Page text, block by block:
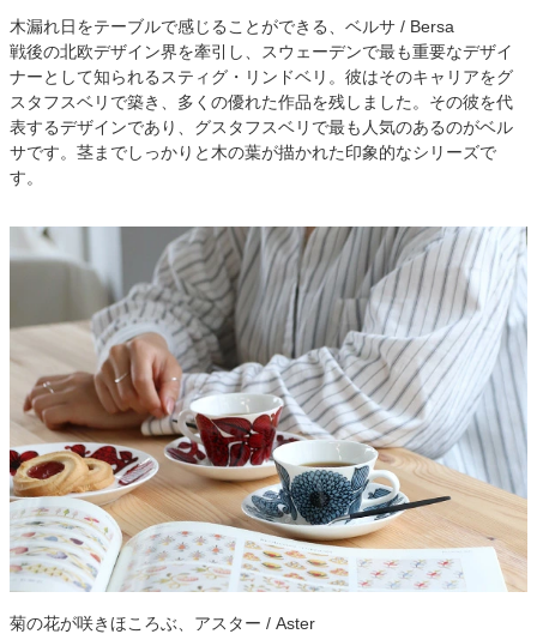
木漏れ日をテーブルで感じることができる、ベルサ / Bersa
戦後の北欧デザイン界を牽引し、スウェーデンで最も重要なデザイ
ナーとして知られるスティグ・リンドベリ。彼はそのキャリアをグ
スタフスベリで築き、多くの優れた作品を残しました。その彼を代
表するデザインであり、グスタフスベリで最も人気のあるのがベル
サです。茎までしっかりと木の葉が描かれた印象的なシリーズで
す。
菊の花が咲きほころぶ、アスター / Aster